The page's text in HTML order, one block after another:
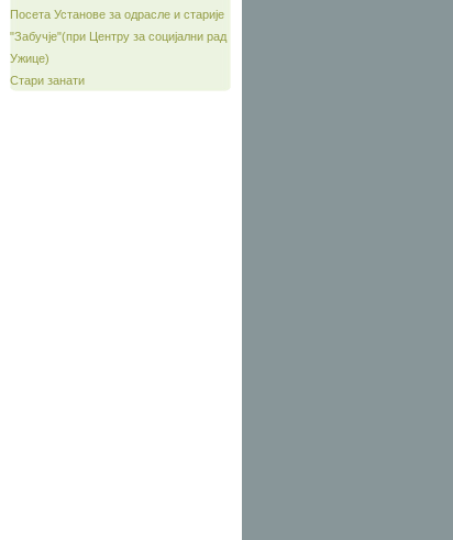
Посета Установе за одрасле и старије
"Забучје"(при Центру за социјални рад
Ужице)
Стари занати